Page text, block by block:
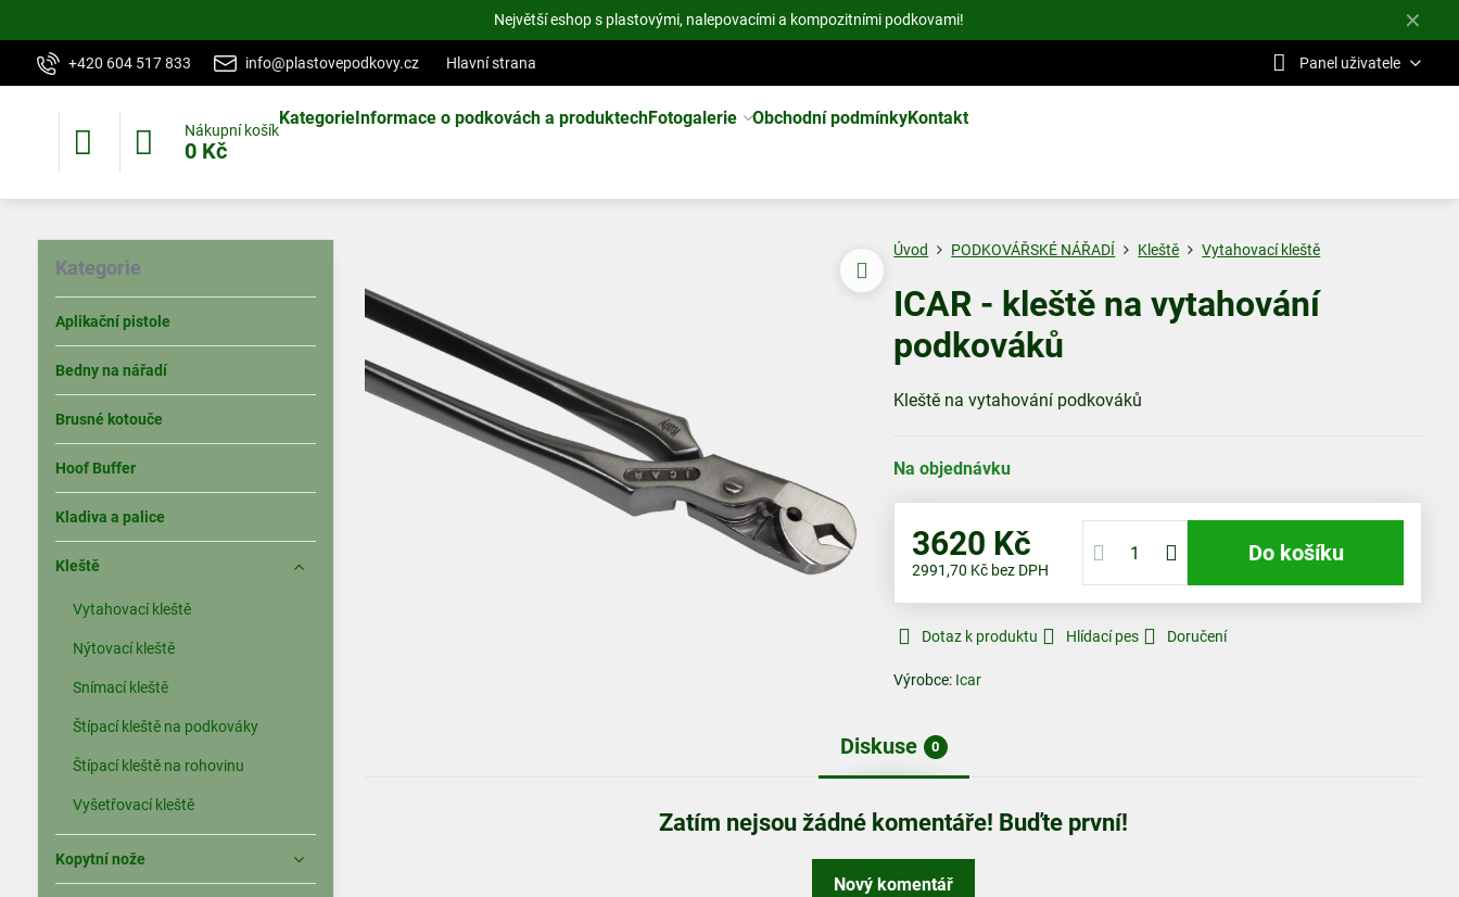
✕
Největší eshop s plastovými, nalepovacími a kompozitními podkovami!
+420 604 517 833 info@plastovepodkovy.cz Hlavní strana Panel uživatele
Nákupní košík
0 Kč
KategorieInformace o podkovách a produktechFotogalerie Obchodní podmínkyKontakt
Úvod PODKOVÁŘSKÉ NÁŘADÍ Kleště Vytahovací kleště
ICAR - kleště na vytahování
podkováků
Kleště na vytahování podkováků
Na objednávku
3620 Kč
2991,70 Kč bez DPH
Do košíku
Dotaz k produktu Hlídací pes Doručení
Výrobce: Icar
Diskuse 0
Zatím nejsou žádné komentáře! Buďte první!
Nový komentář
Kategorie
Aplikační pistole
Bedny na nářadí
Brusné kotouče
Hoof Buffer
Kladiva a palice
Kleště
Vytahovací kleště
Nýtovací kleště
Snímací kleště
Štípací kleště na podkováky
Štípací kleště na rohovinu
Vyšetřovací kleště
Kopytní nože